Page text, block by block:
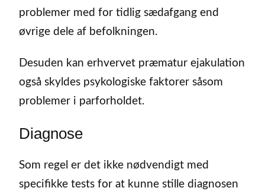
problemer med for tidlig sædafgang end
øvrige dele af befolkningen.
Desuden kan erhvervet præmatur ejakulation
også skyldes psykologiske faktorer såsom
problemer i parforholdet.
Diagnose
Som regel er det ikke nødvendigt med
specifikke tests for at kunne stille diagnosen